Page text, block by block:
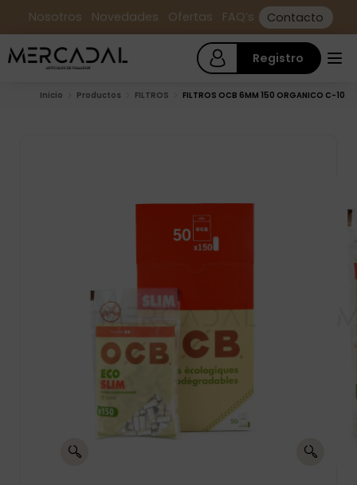
Nosotros Novedades Ofertas FAQ’s Contacto
Registro
Inicio Productos FILTROS FILTROS OCB 6MM 150 ORGANICO C-10